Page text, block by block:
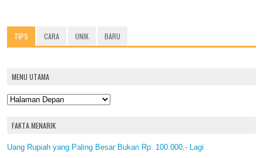
TIPS CARA UNIK BARU
MENU UTAMA
FAKTA MENARIK
Uang Rupiah yang Paling Besar Bukan Rp. 100.000,- Lagi